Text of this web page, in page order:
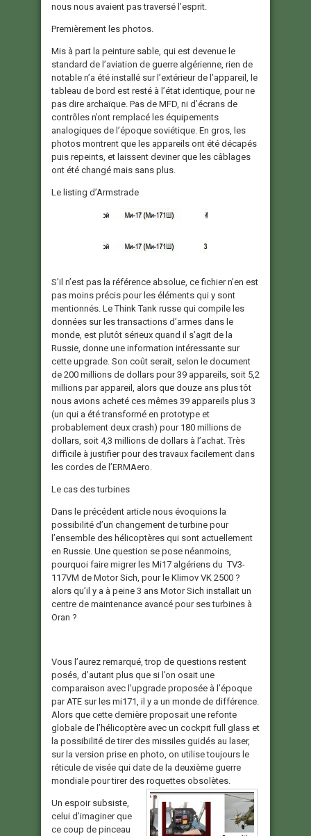
nous nous avaient pas traversé l’esprit.
Premièrement les photos.
Mis à part la peinture sable, qui est devenue le
standard de l’aviation de guerre algérienne, rien de
notable n’a été installé sur l’extérieur de l’appareil, le
tableau de bord est resté à l’état identique, pour ne
pas dire archaïque. Pas de MFD, ni d’écrans de
contrôles n’ont remplacé les équipements
analogiques de l’époque soviétique. En gros, les
photos montrent que les appareils ont été décapés
puis repeints, et laissent deviner que les câblages
ont été changé mais sans plus.
Le listing d’Armstrade
S’il n’est pas la référence absolue, ce fichier n’en est
pas moins précis pour les éléments qui y sont
mentionnés. Le Think Tank russe qui compile les
données sur les transactions d’armes dans le
monde, est plutôt sérieux quand il s’agit de la
Russie, donne une information intéressante sur
cette upgrade. Son coût serait, selon le document
de 200 millions de dollars pour 39 appareils, soit 5,2
millions par appareil, alors que douze ans plus tôt
nous avions acheté ces mêmes 39 appareils plus 3
(un qui a été transformé en prototype et
probablement deux crash) pour 180 millions de
dollars, soit 4,3 millions de dollars à l’achat. Très
difficile à justifier pour des travaux facilement dans
les cordes de l’ERMAero.
Le cas des turbines
Dans le précédent article nous évoquions la
possibilité d’un changement de turbine pour
l’ensemble des hélicoptères qui sont actuellement
en Russie. Une question se pose néanmoins,
pourquoi faire migrer les Mi17 algériens du TV3-
117VM de Motor Sich, pour le Klimov VK 2500 ?
alors qu’il y a à peine 3 ans Motor Sich installait un
centre de maintenance avancé pour ses turbines à
Oran ?
Vous l’aurez remarqué, trop de questions restent
posés, d’autant plus que si l’on osait une
comparaison avec l’upgrade proposée à l’époque
par ATE sur les mi171, il y a un monde de différence.
Alors que cette dernière proposait une refonte
globale de l’hélicoptère avec un cockpit full glass et
la possibilité de tirer des missiles guidés au laser,
sur la version prise en photo, on utilise toujours le
réticule de visée qui date de la deuxième guerre
mondiale pour tirer des roquettes obsolètes.
Un espoir subsiste,
celui d’imaginer que
ce coup de pinceau